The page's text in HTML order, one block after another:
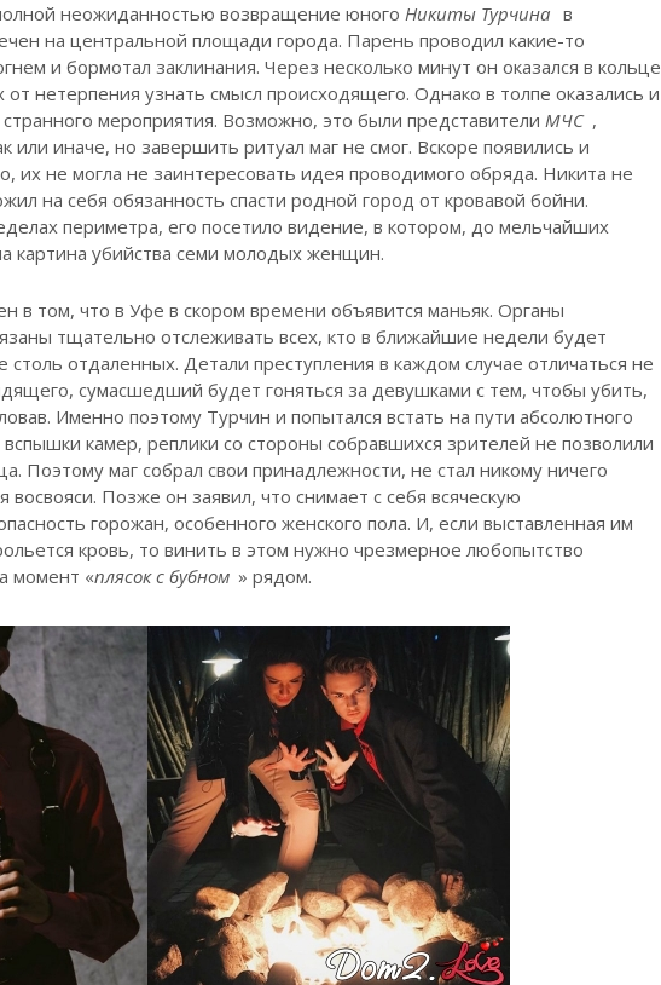
неожиданностью возвращение юного Никиты Турчина в
на центральной площади города. Парень проводил какие-то
и бормотал заклинания. Через несколько минут он оказался в кольце
нетерпения узнать смысл происходящего. Однако в толпе оказались и
мероприятия. Возможно, это были представители МЧС ,
или иначе, но завершить ритуал маг не смог. Вскоре появились и
их не могла не заинтересовать идея проводимого обряда. Никита не
на себя обязанность спасти родной город от кровавой бойни.
периметра, его посетило видение, в котором, до мельчайших
картина убийства семи молодых женщин.
в том, что в Уфе в скором времени объявится маньяк. Органы
тщательно отслеживать всех, кто в ближайшие недели будет
столь отдаленных. Детали преступления в каждом случае отличаться не
сумасшедший будет гоняться за девушками с тем, чтобы убить,
Именно поэтому Турчин и попытался встать на пути абсолютного
камер, реплики со стороны собравшихся зрителей не позволили
Поэтому маг собрал свои принадлежности, не стал никому ничего
восвояси. Позже он заявил, что снимает с себя всяческую
горожан, особенного женского пола. И, если выставленная им
кровь, то винить в этом нужно чрезмерное любопытство
момент «плясок с бубном » рядом.